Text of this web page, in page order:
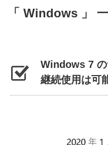
「 Windows 」
Windows 7 の
継続使用は可